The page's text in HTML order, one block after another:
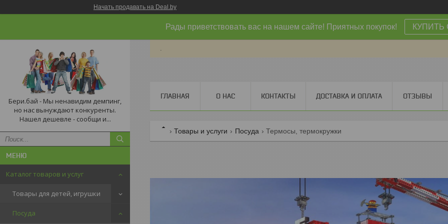
Начать продавать на Deal.by
Рады приветствовать вас на нашем сайте! Приятных покупок! КУПИТЬ
Бери.бай - Мы ненавидим демпинг,
но нас вынуждают конкуренты.
Нашел дешевле - сообщи и...
Каталог товаров и услуг
Товары для детей, игрушки
Посуда
.
ГЛАВНАЯ О НАС КОНТАКТЫ ДОСТАВКА И ОПЛАТА ОТЗЫВЫ
Товары и услуги Посуда Термосы, термокружки